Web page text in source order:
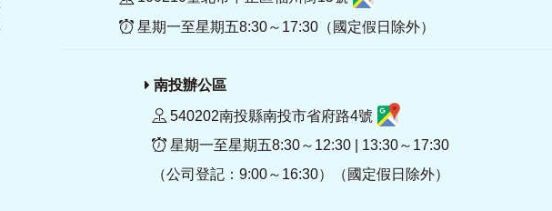
星期一至星期五8:30～17:30（國定假日除外）
南投辦公區
540202南投縣南投市省府路4號
星期一至星期五8:30～12:30 | 13:30～17:30
（公司登記：9:00～16:30）（國定假日除外）